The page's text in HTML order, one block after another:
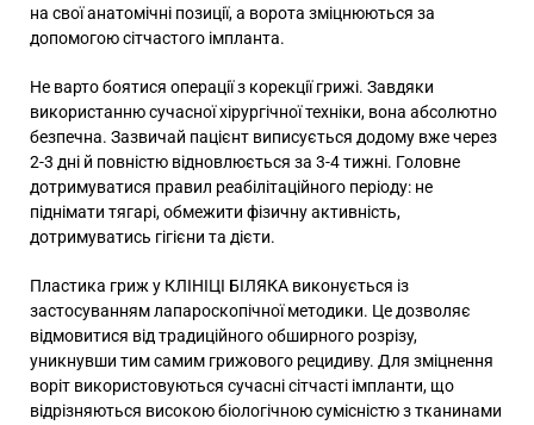
на свої анатомічні позиції, а ворота зміцнюються за
допомогою сітчастого імпланта.
Не варто боятися операції з корекції грижі. Завдяки
використанню сучасної хірургічної техніки, вона абсолютно
безпечна. Зазвичай пацієнт виписується додому вже через
2-3 дні й повністю відновлюється за 3-4 тижні. Головне
дотримуватися правил реабілітаційного періоду: не
піднімати тягарі, обмежити фізичну активність,
дотримуватись гігієни та дієти.
Пластика гриж у КЛІНІЦІ БІЛЯКА виконується із
застосуванням лапароскопічної методики. Це дозволяє
відмовитися від традиційного обширного розрізу,
уникнувши тим самим грижового рецидиву. Для зміцнення
воріт використовуються сучасні сітчасті імпланти, що
відрізняються високою біологічною сумісністю з тканинами